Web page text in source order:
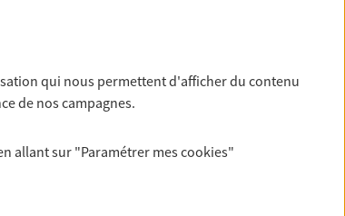
qui nous permettent d'afficher du contenu
de nos campagnes.
allant sur "Paramétrer mescookies"